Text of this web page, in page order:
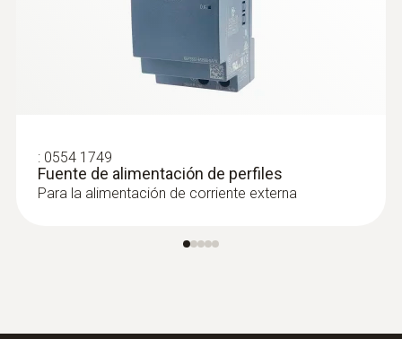
: 0554 1749
Fuente de alimentación de perfiles
Para la alimentación de corriente externa